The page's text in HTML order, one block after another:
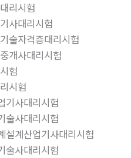
리시험
사대리시험
술자격증대리시험
개사대리시험
험
시험
기사대리시험
술사대리시험
설계산업기사대리시험
술사대리시험